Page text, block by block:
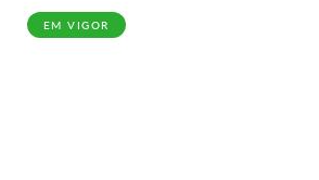
MUNICIPAL 2025
EM VIGOR